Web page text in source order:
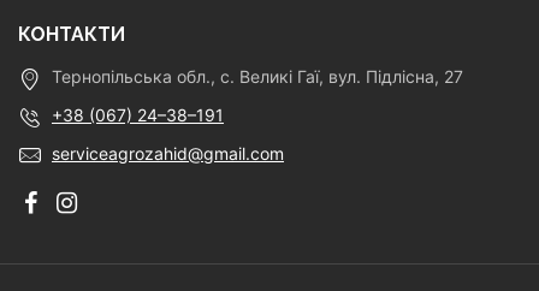
КОНТАКТИ
Тернопільська обл., с. Великі Гаї, вул. Підлісна, 27
+38 (067) 24–38–191
serviceagrozahid@gmail.com